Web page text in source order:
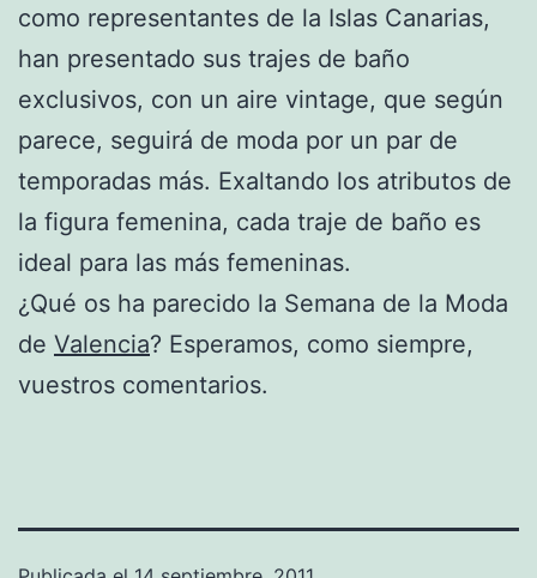
como representantes de la Islas Canarias,
han presentado sus trajes de baño
exclusivos, con un aire vintage, que según
parece, seguirá de moda por un par de
temporadas más. Exaltando los atributos de
la figura femenina, cada traje de baño es
ideal para las más femeninas.
¿Qué os ha parecido la Semana de la Moda
de Valencia? Esperamos, como siempre,
vuestros comentarios.